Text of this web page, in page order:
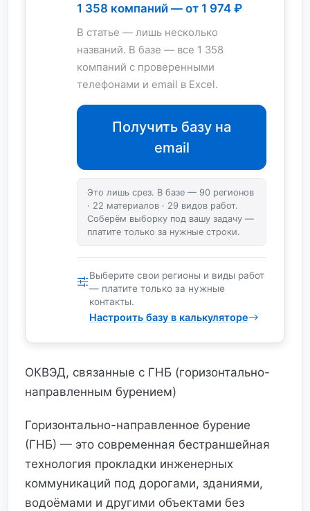
1 358 компаний — от 1 974 ₽
В статье — лишь несколько
названий. В базе — все 1 358
компаний с проверенными
телефонами и email в Excel.
Получить базу на
email
Это лишь срез. В базе — 90 регионов
· 22 материалов · 29 видов работ.
Соберём выборку под вашу задачу —
платите только за нужные строки.
Выберите свои регионы и виды работ
— платите только за нужные
контакты.
Настроить базу в калькуляторе
ОКВЭД, связанные с ГНБ (горизонтально-
направленным бурением)
Горизонтально-направленное бурение
(ГНБ) — это современная бестраншейная
технология прокладки инженерных
коммуникаций под дорогами, зданиями,
водоёмами и другими объектами без